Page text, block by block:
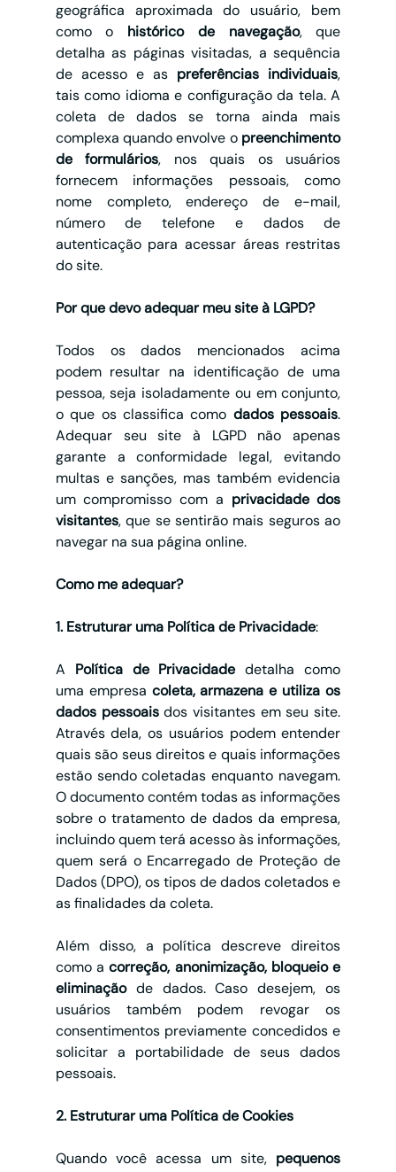
geográfica aproximada do usuário, bem
como o histórico de navegação, que
detalha as páginas visitadas, a sequência
de acesso e as preferências individuais,
tais como idioma e configuração da tela. A
coleta de dados se torna ainda mais
complexa quando envolve o preenchimento
de formulários, nos quais os usuários
fornecem informações pessoais, como
nome completo, endereço de e-mail,
número de telefone e dados de
autenticação para acessar áreas restritas
do site.
Por que devo adequar meu site à LGPD?
Todos os dados mencionados acima
podem resultar na identificação de uma
pessoa, seja isoladamente ou em conjunto,
o que os classifica como dados pessoais.
Adequar seu site à LGPD não apenas
garante a conformidade legal, evitando
multas e sanções, mas também evidencia
um compromisso com a privacidade dos
visitantes, que se sentirão mais seguros ao
navegar na sua página online.
Como me adequar?
1. Estruturar uma Política de Privacidade:
A Política de Privacidade detalha como
uma empresa coleta, armazena e utiliza os
dados pessoais dos visitantes em seu site.
Através dela, os usuários podem entender
quais são seus direitos e quais informações
estão sendo coletadas enquanto navegam.
O documento contém todas as informações
sobre o tratamento de dados da empresa,
incluindo quem terá acesso às informações,
quem será o Encarregado de Proteção de
Dados (DPO), os tipos de dados coletados e
as finalidades da coleta.
Além disso, a política descreve direitos
como a correção, anonimização, bloqueio e
eliminação de dados. Caso desejem, os
usuários também podem revogar os
consentimentos previamente concedidos e
solicitar a portabilidade de seus dados
pessoais.
2. Estruturar uma Política de Cookies
Quando você acessa um site, pequenos